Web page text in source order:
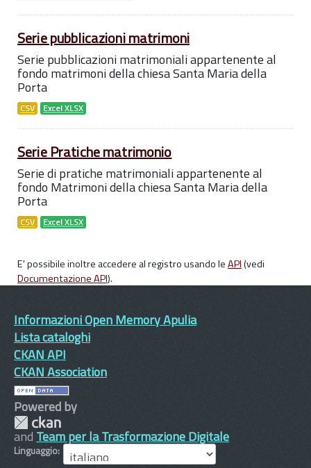
Serie pubblicazioni matrimoni
Serie pubblicazioni matrimoniali appartenente al
fondo matrimoni della chiesa Santa Maria della
Porta
CSV Excel XLSX
Serie Pratiche matrimonio
Serie di pratiche matrimoniali appartenente al
fondo Matrimoni della chiesa Santa Maria della
Porta
CSV Excel XLSX
E' possibile inoltre accedere al registro usando leAPI(vedi
Documentazione API).
Informazioni Open Memory Apulia
Lista cataloghi
CKAN API
CKAN Association
Powered by
and Team per la Trasformazione Digitale
Linguaggio